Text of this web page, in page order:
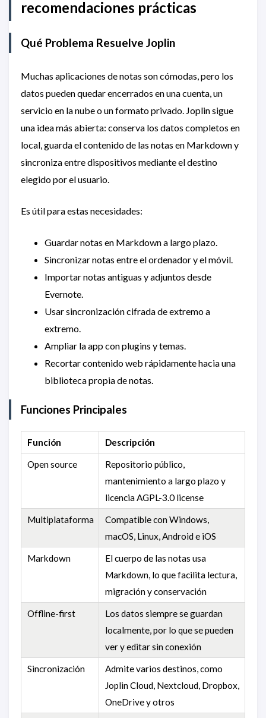
recomendaciones prácticas
Qué Problema Resuelve Joplin
Muchas aplicaciones de notas son cómodas, pero los
datos pueden quedar encerrados en una cuenta, un
servicio en la nube o un formato privado. Joplin sigue
una idea más abierta: conserva los datos completos en
local, guarda el contenido de las notas en Markdown y
sincroniza entre dispositivos mediante el destino
elegido por el usuario.
Es útil para estas necesidades:
Guardar notas en Markdown a largo plazo.
Sincronizar notas entre el ordenador y el móvil.
Importar notas antiguas y adjuntos desde
Evernote.
Usar sincronización cifrada de extremo a
extremo.
Ampliar la app con plugins y temas.
Recortar contenido web rápidamente hacia una
biblioteca propia de notas.
Funciones Principales
Función Descripción
Open source
Repositorio público,
mantenimiento a largo plazo y
licencia AGPL-3.0 license
Multiplataforma
Compatible con Windows,
macOS, Linux, Android e iOS
Markdown
El cuerpo de las notas usa
Markdown, lo que facilita lectura,
migración y conservación
Offline-first
Los datos siempre se guardan
localmente, por lo que se pueden
ver y editar sin conexión
Sincronización
Admite varios destinos, como
Joplin Cloud, Nextcloud, Dropbox,
OneDrive y otros